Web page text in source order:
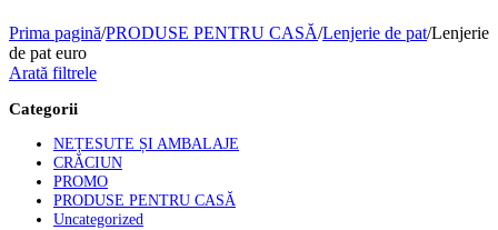
Prima pagină/PRODUSE PENTRU CASĂ/Lenjerie de pat/Lenjerie
de pat euro
Arată filtrele
Categorii
NEȚESUTE ȘI AMBALAJE
CRĂCIUN
PROMO
PRODUSE PENTRU CASĂ
Uncategorized